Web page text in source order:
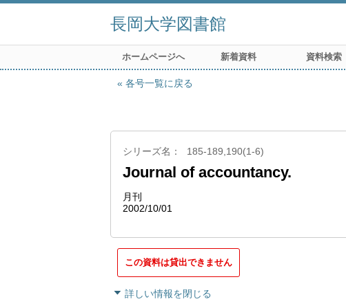
長岡大学図書館
ホームページへ 新着資料 資料検索
各号一覧に戻る
シリーズ名 185-189,190(1-6)
Journal of accountancy.
月刊
2002/10/01
この資料は貸出できません
詳しい情報を閉じる